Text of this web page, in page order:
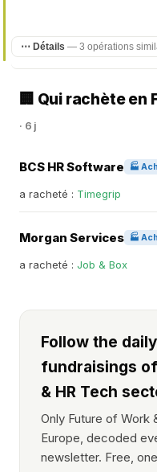
⋯ Détails — 3 opérations
🏢 Qui rachète en
· 6 j
BCS HR Software 🏭
a racheté : Timegrip
Morgan Services 🏭
a racheté : Job & Box
Follow the
fundraisings
& HR Tech
Only Future of Work
Europe, decoded
newsletter. Free,